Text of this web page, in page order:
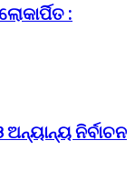
:
ନିର୍ବାଚନ